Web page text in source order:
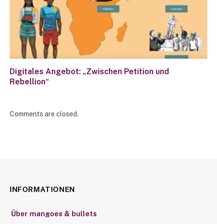
Digitales Angebot: „Zwischen Petition und
Rebellion“
Comments are closed.
INFORMATIONEN
Über mangoes & bullets